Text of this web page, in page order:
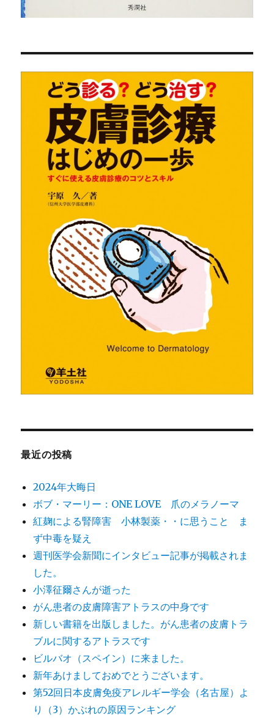
最近の投稿
2024年大晦日
ボブ・マーリー：ONE LOVE 爪のメラノーマ
紅麹による腎障害 小林製薬・・に思うこと ま
ず中毒を疑え
週刊医学会新聞にインタビュー記事が掲載されま
した。
小澤征爾さんが逝った
がん患者の皮膚障害アトラスの中身です
新しい書籍を出版しました。がん患者の皮膚トラ
ブルに関するアトラスです
ビルバオ（スペイン）に来ました。
新年あけましておめでとうございます。
第52回日本皮膚免疫アレルギー学会（名古屋）よ
り（3）かぶれの原因ランキング